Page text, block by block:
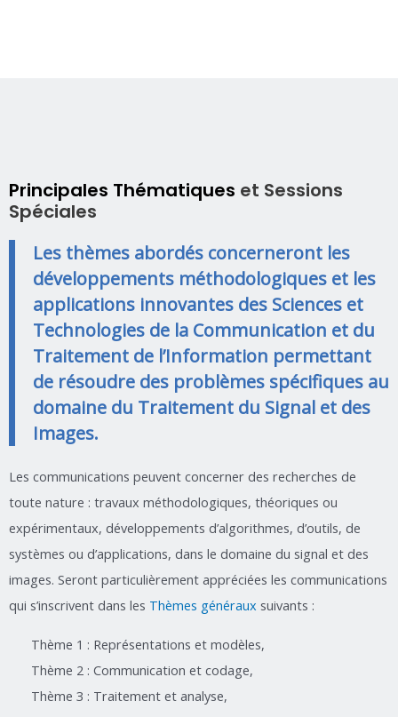
Principales Thématiques et Sessions
Spéciales
Les thèmes abordés concerneront les
développements méthodologiques et les
applications innovantes des Sciences et
Technologies de la Communication et du
Traitement de l’Information permettant
de résoudre des problèmes spécifiques au
domaine du Traitement du Signal et des
Images.
Les communications peuvent concerner des recherches de
toute nature : travaux méthodologiques, théoriques ou
expérimentaux, développements d’algorithmes, d’outils, de
systèmes ou d’applications, dans le domaine du signal et des
images. Seront particulièrement appréciées les communications
qui s’inscrivent dans les Thèmes généraux suivants :
Thème 1 : Représentations et modèles,
Thème 2 : Communication et codage,
Thème 3 : Traitement et analyse,